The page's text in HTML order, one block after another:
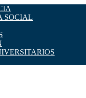
SOCIAL